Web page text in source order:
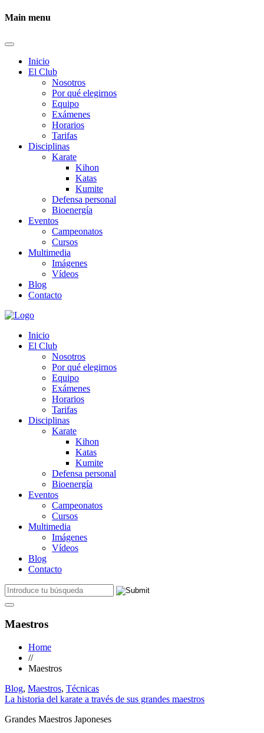
Main menu
Inicio
El Club
Nosotros
Por qué elegirnos
Equipo
Exámenes
Horarios
Tarifas
Disciplinas
Karate
Kihon
Katas
Kumite
Defensa personal
Bioenergía
Eventos
Campeonatos
Cursos
Multimedia
Imágenes
Vídeos
Blog
Contacto
Inicio
El Club
Nosotros
Por qué elegirnos
Equipo
Exámenes
Horarios
Tarifas
Disciplinas
Karate
Kihon
Katas
Kumite
Defensa personal
Bioenergía
Eventos
Campeonatos
Cursos
Multimedia
Imágenes
Vídeos
Blog
Contacto
Maestros
Home
//
Maestros
Blog, Maestros, Técnicas
La historia del karate a través de sus grandes maestros
Grandes Maestros Japoneses